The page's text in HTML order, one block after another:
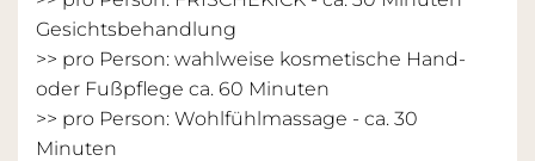
Gesichtsbehandlung
>> pro Person: wahlweise kosmetische Hand-
oder Fußpflege ca. 60 Minuten
>> pro Person: Wohlfühlmassage - ca. 30
Minuten